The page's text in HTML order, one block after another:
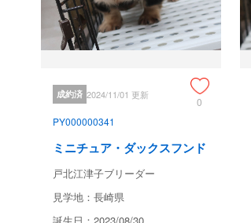
成約済 2024/11/01 更新
0
PY000000341
ミニチュア・ダックスフンド
戸北江津子ブリーダー
見学地：長崎県